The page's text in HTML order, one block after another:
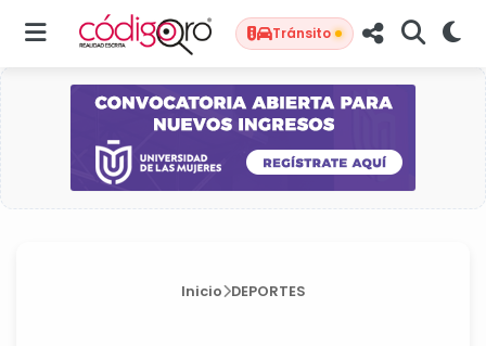
Tránsito
Inicio DEPORTES